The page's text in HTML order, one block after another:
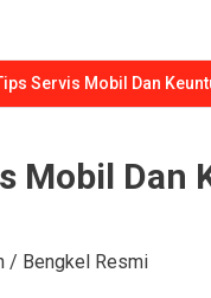
Servis Mobil Dan
Mobil Dan
/ Bengkel Resmi